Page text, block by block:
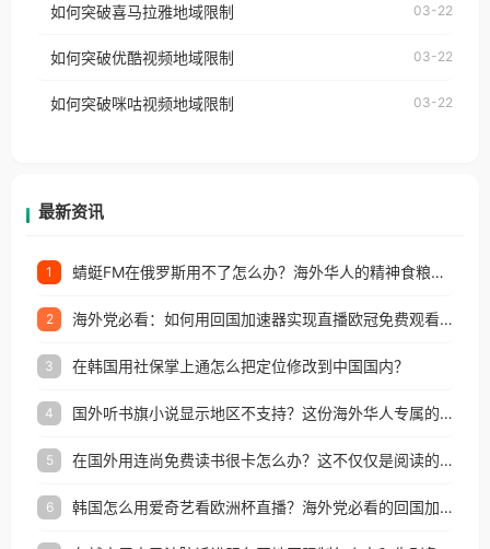
台湾、美国、加拿大、澳大利亚、欧洲等国家和地区
权限制所困扰。
制问题，且仅能在中国大陆地区播放。 遇到这个问题
户收听网易云音乐地区版权限制」的问题，无论人在
如何突破喜马拉雅地域限制 03-22
如何突破优酷视频地域限制 03-22
如何突破咪咕视频地域限制 03-22
最新资讯
1 蜻蜓FM在俄罗斯用不了怎么办？海外华人的精神食粮补给方案
2 海外党必看：如何用回国加速器实现直播欧冠免费观看？附影视音乐全攻略
3 在韩国用社保掌上通怎么把定位修改到中国国内？
4 国外听书旗小说显示地区不支持？这份海外华人专属的国内内容解锁指南请收好
5 在国外用连尚免费读书很卡怎么办？这不仅仅是阅读的烦恼
6 韩国怎么用爱奇艺看欧洲杯直播？海外党必看的回国加速全攻略